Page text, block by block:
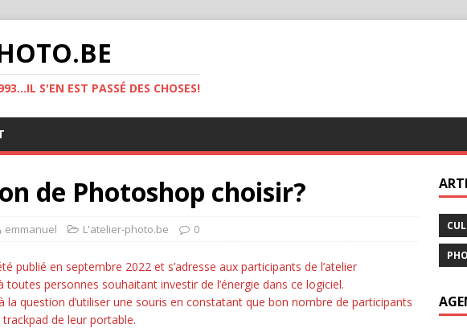
S'EN EST PASSÉ DES CHOSES!
de Photoshop choisir?
emmanuel L'atelier-photo.be 0
publié en septembre 2022 et s’adresse aux participants de l’atelier
personnes souhaitant investir de l’énergie dans ce logiciel.
la question d’utiliser une souris en constatant que bon nombre de participants
trackpad de leur portable.